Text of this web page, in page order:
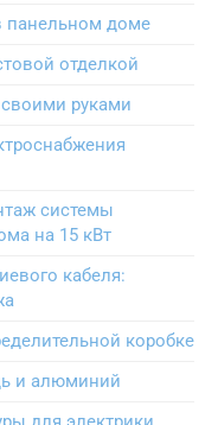
панельном доме
отделкой
руками
системы
на 15 кВт
кабеля:
коробке
и алюминий